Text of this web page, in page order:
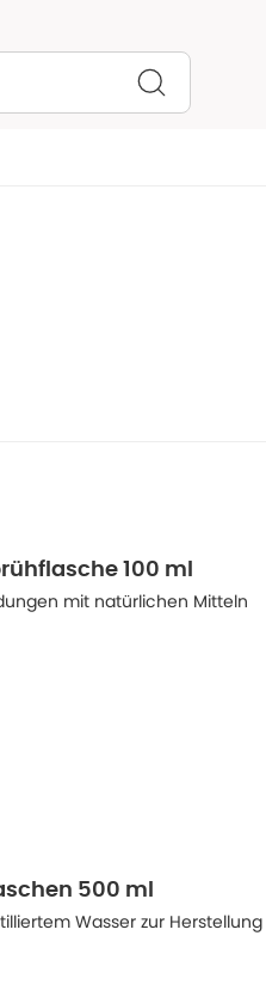
100 ml
mit natürlichen Mitteln
500 ml
Wasser zur Herstellung